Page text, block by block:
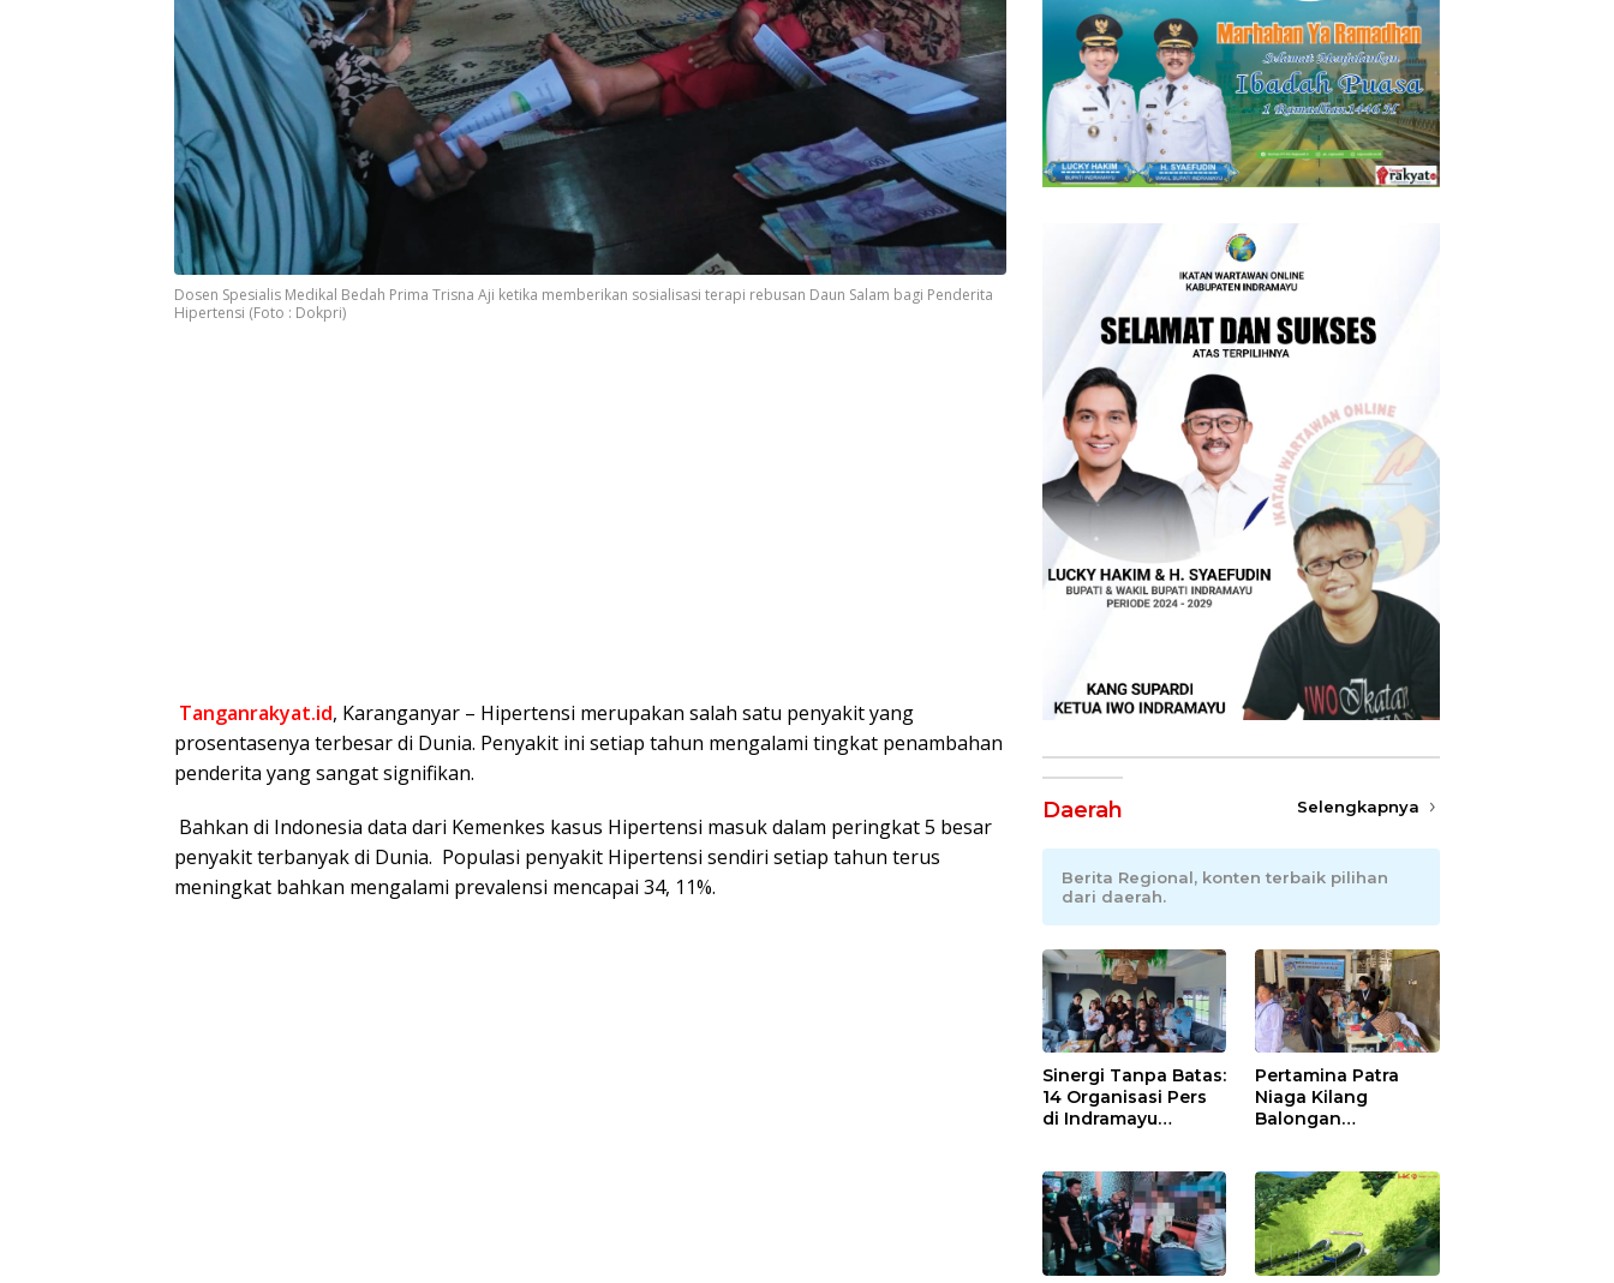
Dosen Spesialis Medikal Bedah Prima Trisna Aji ketika memberikan sosialisasi terapi rebusan Daun Salam bagi Penderita
Hipertensi (Foto : Dokpri)
Tanganrakyat.id, Karanganyar – Hipertensi merupakan salah satu penyakit yang
prosentasenya terbesar di Dunia. Penyakit ini setiap tahun mengalami tingkat penambahan
penderita yang sangat signifikan.
Bahkan di Indonesia data dari Kemenkes kasus Hipertensi masuk dalam peringkat 5 besar
penyakit terbanyak di Dunia. Populasi penyakit Hipertensi sendiri setiap tahun terus
meningkat bahkan mengalami prevalensi mencapai 34, 11%.
Daerah Selengkapnya
Berita Regional, konten terbaik pilihan
dari daerah.
Sinergi Tanpa Batas:
14 Organisasi Pers
di Indramayu
FKJI
Pertamina Patra
Niaga Kilang
Balongan
Masyarakat melalui
Pemeriksaan
Kesehatan Rutin
dan Edukasi
Perawatan Gigi